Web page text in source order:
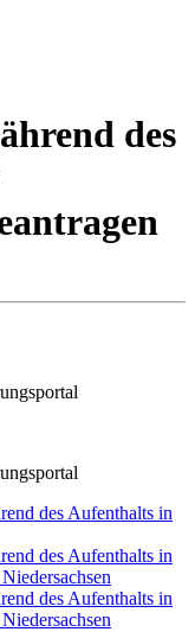
des
des Aufenthalts in
des Aufenthalts in
des Aufenthalts in